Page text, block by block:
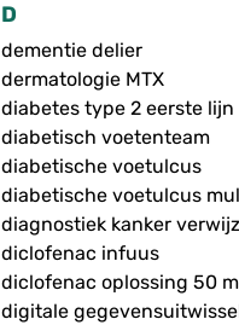
D
dementie delier
dermatologie MTX
diabetes type 2 eerste lijn
diabetisch voetenteam
diabetische voetulcus
diabetische voetulcus
diagnostiek kanker
diclofenac infuus
diclofenac oplossing 50
digitale